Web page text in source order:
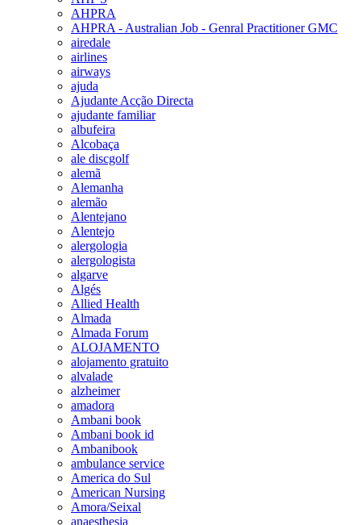
AHPRA
AHPRA - Australian Job - Genral Practitioner GMC
airedale
airlines
airways
ajuda
Ajudante Acção Directa
ajudante familiar
albufeira
Alcobaça
ale discgolf
alemã
Alemanha
alemão
Alentejano
Alentejo
alergologia
alergologista
algarve
Algés
Allied Health
Almada
Almada Forum
ALOJAMENTO
alojamento gratuito
alvalade
alzheimer
amadora
Ambani book
Ambani book id
Ambanibook
ambulance service
America do Sul
American Nursing
Amora/Seixal
anaesthesia